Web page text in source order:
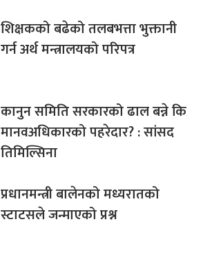
शिक्षकको बढेको तलबभत्ता भुक्तानी
गर्न अर्थ मन्त्रालयको परिपत्र
कानुन समिति सरकारको ढाल बन्ने कि
मानवअधिकारको पहरेदार? : सांसद
तिमिल्सिना
प्रधानमन्त्री बालेनको मध्यरातको
स्टाटसले जन्माएको प्रश्न